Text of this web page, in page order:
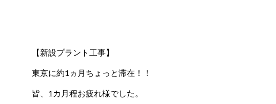
【新設プラント工事】
東京に約1ヵ月ちょっと滞在！！
皆、1カ月程お疲れ様でした。